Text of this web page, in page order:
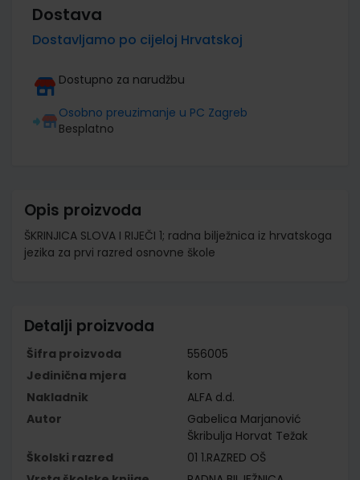
Dostava
Dostavljamo po cijeloj Hrvatskoj
Dostupno za narudžbu
Osobno preuzimanje u PC Zagreb
Besplatno
Opis proizvoda
ŠKRINJICA SLOVA I RIJEČI 1; radna bilježnica iz hrvatskoga
jezika za prvi razred osnovne škole
Detalji proizvoda
Šifra proizvoda
556005
Jedinična mjera
kom
Nakladnik
ALFA d.d.
Autor
Gabelica Marjanović
Škribulja Horvat Težak
Školski razred
01 1.RAZRED OŠ